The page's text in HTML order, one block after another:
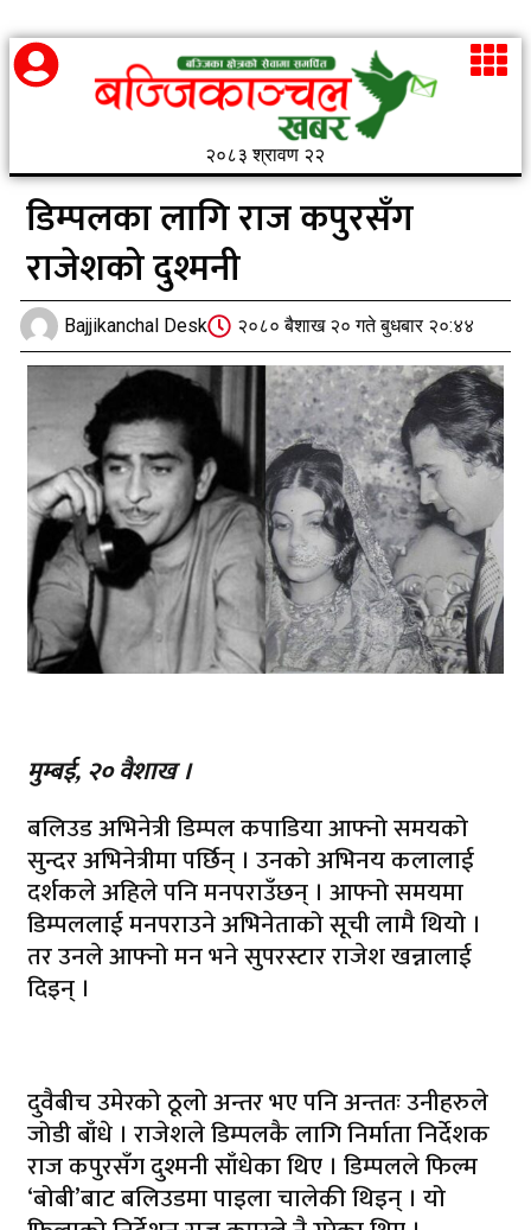
२०८३ श्रावण २२
डिम्पलका लागि राज कपुरसँग
राजेशको दुश्मनी
Bajjikanchal Desk २०८० बैशाख २० गते बुधबार २०:४४
मुम्बई, २० वैशाख ।
बलिउड अभिनेत्री डिम्पल कपाडिया आफ्नो समयको
सुन्दर अभिनेत्रीमा पर्छिन् । उनको अभिनय कलालाई
दर्शकले अहिले पनि मनपराउँछन् । आफ्नो समयमा
डिम्पललाई मनपराउने अभिनेताको सूची लामै थियो ।
तर उनले आफ्नो मन भने सुपरस्टार राजेश खन्नालाई
दिइन् ।
दुवैबीच उमेरको ठूलो अन्तर भए पनि अन्ततः उनीहरुले
जोडी बाँधे । राजेशले डिम्पलकै लागि निर्माता निर्देशक
राज कपुरसँग दुश्मनी साँधेका थिए । डिम्पलले फिल्म
‘बोबी’बाट बलिउडमा पाइला चालेकी थिइन् । यो